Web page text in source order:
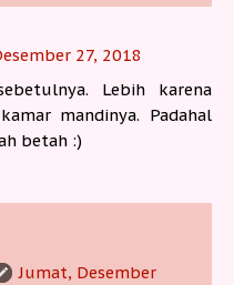
27, 2018
Lebih karena
mandinya. Padahal
betah :)
Jumat, Desember